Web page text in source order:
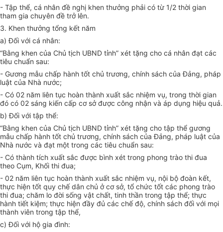
- Tập thể, cá nhân đề nghị khen thưởng phải có từ 1/2 thời gian
tham gia chuyên đề trở lên.
3. Khen thưởng tổng kết năm
a) Đối với cá nhân:
“Bằng khen của Chủ tịch UBND tỉnh” xét tặng cho cá nhân đạt các
tiêu chuẩn sau:
- Gương mẫu chấp hành tốt chủ trương, chính sách của Đảng, pháp
luật của Nhà nước;
- Có 02 năm liên tục hoàn thành xuất sắc nhiệm vụ, trong thời gian
đó có 02 sáng kiến cấp cơ sở được công nhận và áp dụng hiệu quả.
b) Đối với tập thể:
“Bằng khen của Chủ tịch UBND tỉnh” xét tặng cho tập thể gương
mẫu chấp hành tốt chủ trương, chính sách của Đảng, pháp luật của
Nhà nước và đạt một trong các tiêu chuẩn sau:
- Có thành tích xuất sắc được bình xét trong phong trào thi đua
theo Cụm, Khối thi đua;
- 02 năm liên tục hoàn thành xuất sắc nhiệm vụ, nội bộ đoàn kết,
thực hiện tốt quy chế dân chủ ở cơ sở, tổ chức tốt các phong trào
thi đua; chăm lo đời sống vật chất, tinh thần trong tập thể; thực
hành tiết kiệm; thực hiện đầy đủ các chế độ, chính sách đối với mọi
thành viên trong tập thể,
c) Đối với hộ gia đình: